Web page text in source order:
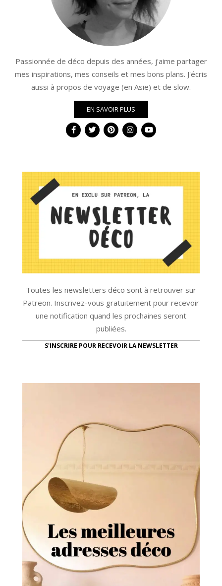
Passionnée de déco depuis des années, j'aime partager
mes inspirations, mes conseils et mes bons plans. J'écris
aussi à propos de voyage (en Asie) et de slow.
EN SAVOIR PLUS
Toutes les newsletters déco sont à retrouver sur
Patreon. Inscrivez-vous gratuitement pour recevoir
une notification quand les prochaines seront
publiées.
S'INSCRIRE POUR RECEVOIR LA NEWSLETTER